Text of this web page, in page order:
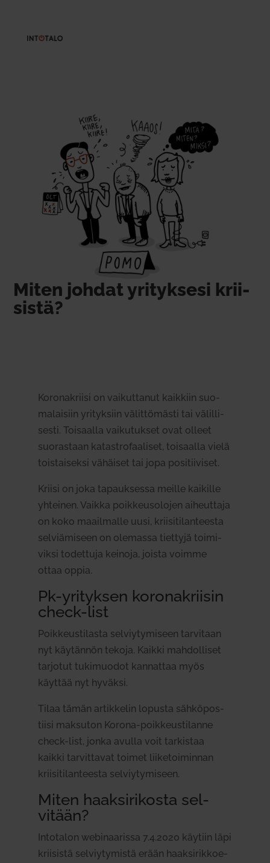
Miten johdat yri­tyksesi krii­
sistä?
Koro­na­kriisi on vai­kut­tanut kaikkiin suo­
ma­laisiin yri­tyksiin välit­tö­mästi tai välil­li­
sesti. Toi­saalla vai­ku­tukset ovat olleet
suo­rastaan kata­stro­faa­liset, toi­saalla vielä
tois­tai­seksi vähäiset tai jopa posi­tii­viset.
Kriisi on joka tapauk­sessa meille kai­kille
yhteinen. Vaikka poik­keus­o­lojen aiheuttaja
on koko maa­il­malle uusi, krii­si­ti­lan­teesta
sel­viä­miseen on ole­massa tiettyjä toi­mi­
viksi todettuja keinoja, joista voimme
ottaa oppia.
Pk-yri­tyksen koro­na­kriisin
check-list
Poik­keus­ti­lasta sel­viy­ty­miseen tar­vitaan
nyt käy­tännön tekoja. Kaikki mah­dol­liset
tar­jotut tuki­muodot kan­nattaa myös
käyttää nyt hyväksi.
Tilaa tämän artik­kelin lopusta säh­kö­pos­
tiisi mak­suton Korona-poik­keus­ti­lanne
check-list, jonka avulla voit tar­kistaa
kaikki tar­vit­tavat toimet lii­ke­toi­minnan
krii­si­ti­lan­teesta sel­viy­ty­miseen.
Miten haak­si­ri­kosta sel­
vitään?
Into­talon webi­naa­rissa 7.4.2020 käytiin läpi
krii­sistä sel­viy­ty­mistä erään haak­si­rik­koe­